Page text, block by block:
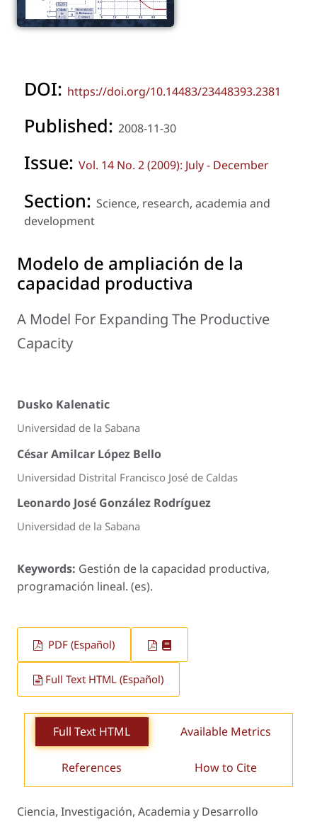
DOI: https://doi.org/10.14483/23448393.2381
Published: 2008-11-30
Issue: Vol. 14 No. 2 (2009): July - December
Section: Science, research, academia and
development
Modelo de ampliación de la
capacidad productiva
A Model For Expanding The Productive
Capacity
Dusko Kalenatic
Universidad de la Sabana
César Amilcar López Bello
Universidad Distrital Francisco José de Caldas
Leonardo José González Rodríguez
Universidad de la Sabana
Keywords: Gestión de la capacidad productiva,
programación lineal. (es).
PDF (Español)
Full Text HTML (Español)
Full Text HTML Available Metrics
References How to Cite
Ciencia, Investigación, Academia y Desarrollo